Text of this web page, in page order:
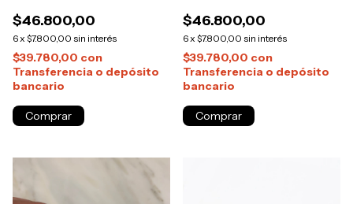
$46.800,00
6 x $7.800,00 sin interés
$39.780,00 con
Transferencia o depósito
bancario
$46.800,00
6 x $7.800,00 sin interés
$39.780,00 con
Transferencia o depósito
bancario